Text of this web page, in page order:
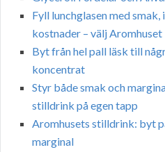
Fyll lunchglasen med
kostnader – välj Aromhuset
Byt från hel pall läsk till
koncentrat
Styr både smak och
stilldrink på egen tapp
Aromhusets stilldrink: byt
marginal